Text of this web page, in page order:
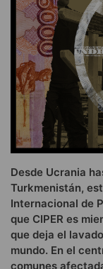
Desde Ucrania
Turkmenistán,
Internacional de
que CIPER es
que deja el
mundo. En el
comunes